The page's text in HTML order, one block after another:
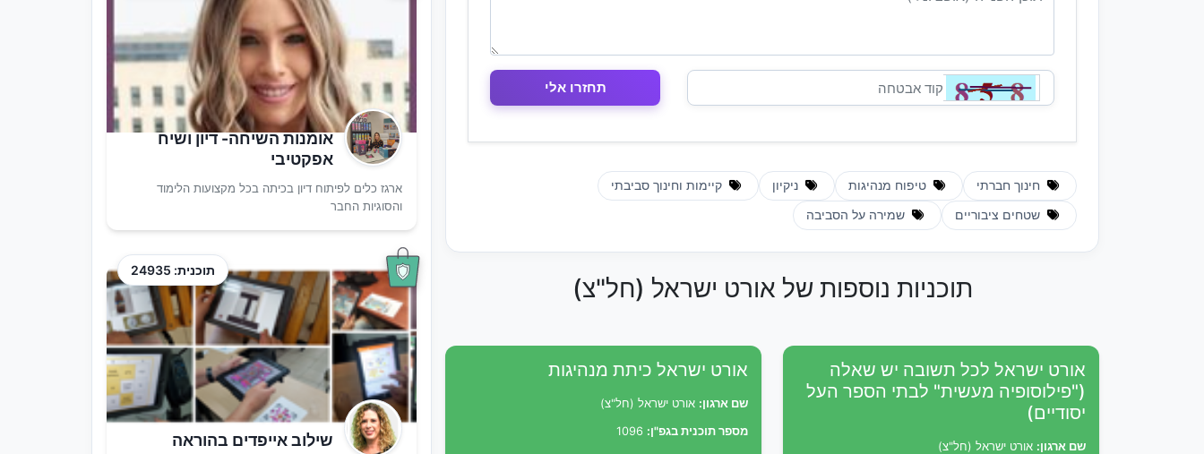
חינוך חברתי טיפוח מנהיגות ניקיון קיימות וחינוך סביבתי
שטחים ציבוריים שמירה על הסביבה
תוכניות נוספות של אורט ישראל (חל"צ)
אורט ישראל לכל תשובה יש שאלה
("פילוסופיה מעשית" לבתי הספר העל
יסודיים)
שם ארגון: אורט ישראל (חל"צ)
אורט ישראל כיתת מנהיגות
שם ארגון: אורט ישראל (חל"צ)
מספר תוכנית בגפ"ן:
אומנות השיחה- דיון ושיח
אפקטיבי
ארגז כלים לפיתוח דיון בכיתה בכל מקצועות הלימוד
והסוגיות החבר
תוכנית: 24935
שילוב אייפדים בהוראה